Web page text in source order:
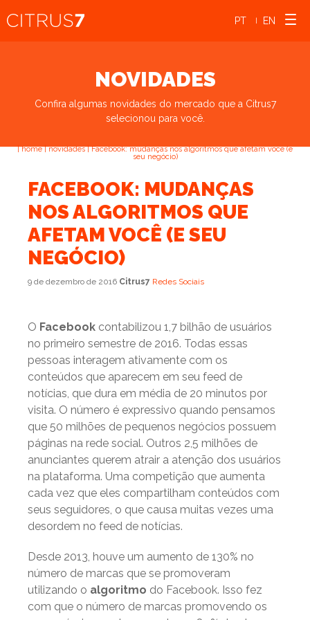
PT | EN
NOVIDADES
Confira algumas novidades do mercado que a Citrus7
selecionou para você.
|home|novidades|Facebook: mudanças nos algoritmos que afetam você (e
seu negócio)
FACEBOOK: MUDANÇAS
NOS ALGORITMOS QUE
AFETAM VOCÊ (E SEU
NEGÓCIO)
9 de dezembro de 2016 Citrus7 Redes Sociais
O Facebook contabilizou 1,7 bilhão de usuários
no primeiro semestre de 2016. Todas essas
pessoas interagem ativamente com os
conteúdos que aparecem em seu feed de
notícias, que dura em média de 20 minutos por
visita. O número é expressivo quando pensamos
que 50 milhões de pequenos negócios possuem
páginas na rede social. Outros 2,5 milhões de
anunciantes querem atrair a atenção dos usuários
na plataforma. Uma competição que aumenta
cada vez que eles compartilham conteúdos com
seus seguidores, o que causa muitas vezes uma
desordem no feed de notícias.
Desde 2013, houve um aumento de 130% no
número de marcas que se promoveram
utilizando o algoritmo do Facebook. Isso fez
com que o número de marcas promovendo os